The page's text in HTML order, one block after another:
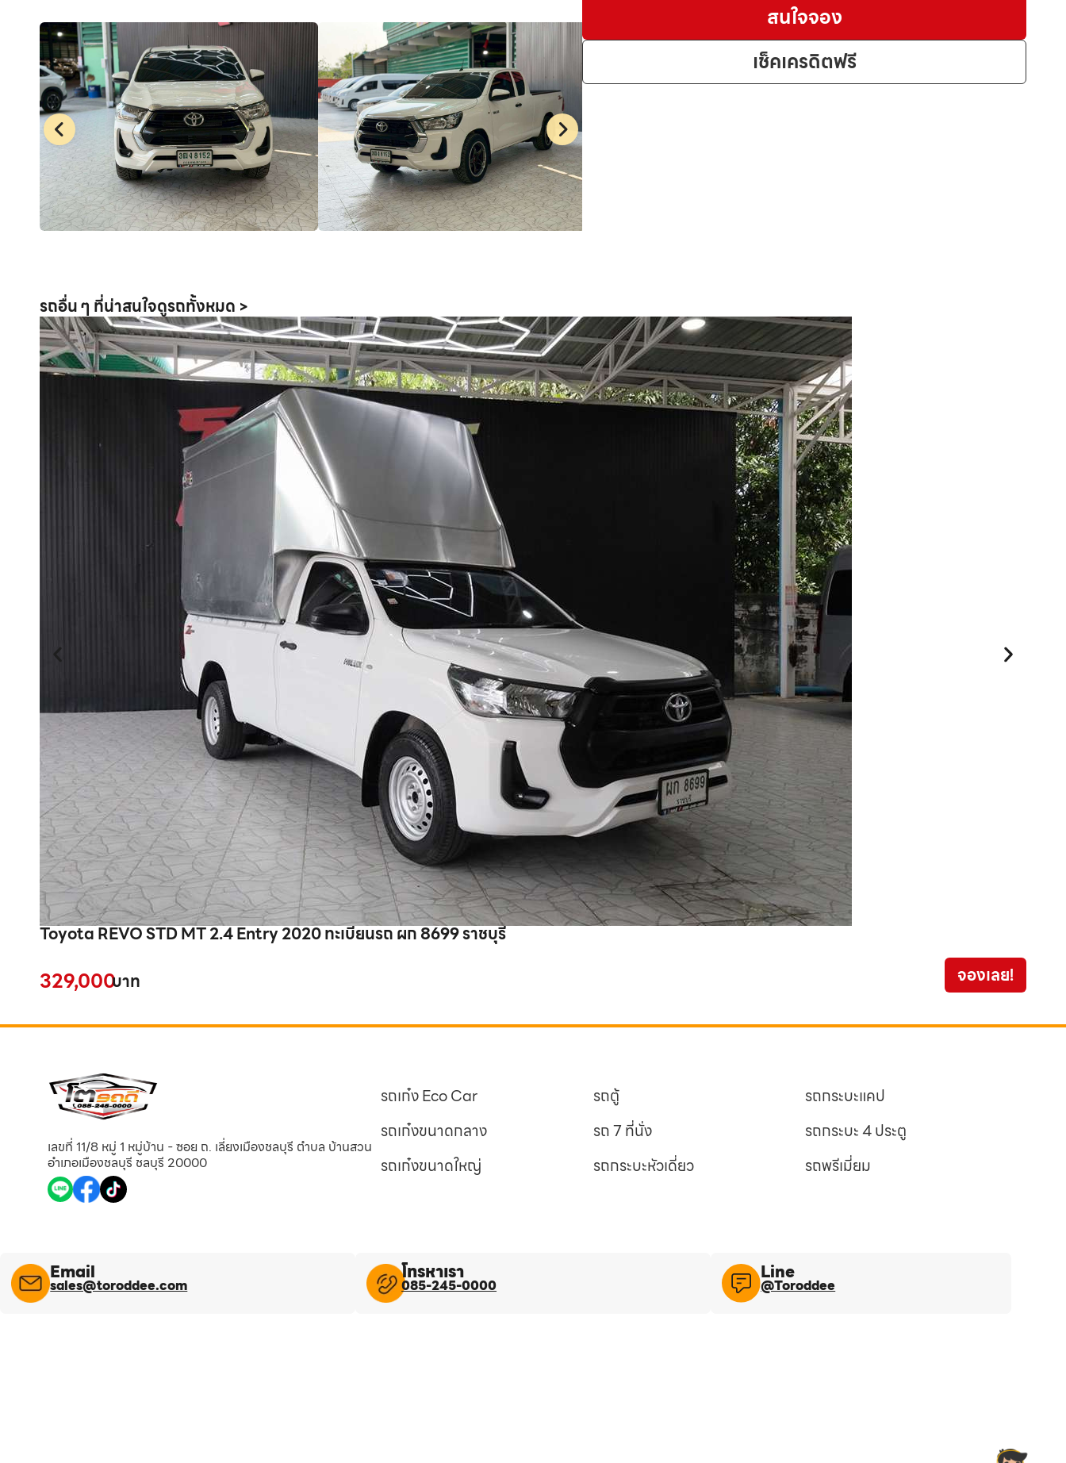
สนใจจอง
เช็คเครดิตฟรี
รถอื่น ๆ ที่น่าสนใจดูรถทั้งหมด >
Toyota REVO STD MT 2.4 Entry 2020 ทะเบียนรถ ผก 8699 ราชบุรี
329,000บาท จองเลย!
เลขที่ 11/8 หมู่ 1 หมู่บ้าน - ซอย ถ. เลี่ยงเมืองชลบุรี ตำบล บ้านสวน
อำเภอเมืองชลบุรี ชลบุรี 20000
รถเก๋ง Eco Car
รถเก๋งขนาดกลาง
รถเก๋งขนาดใหญ่
รถตู้
รถ 7 ที่นั่ง
รถกระบะหัวเดี่ยว
รถกระบะแคป
รถกระบะ 4 ประตู
รถพรีเมี่ยม
Email
sales@toroddee.com
โทรหาเรา
085-245-0000
Line​
@Toroddee​